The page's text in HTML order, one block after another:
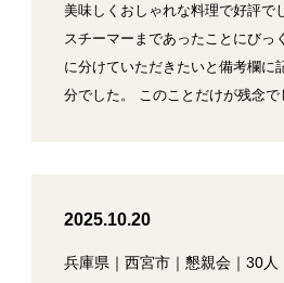
美味しくおしゃれな料理で好評で
スチーマーまであったことにびっ
に分けていただきたいと備考欄に
分でした。 このことだけが残念で
2025.10.20
兵庫県 ｜ 西宮市｜ 懇親会｜ 30人